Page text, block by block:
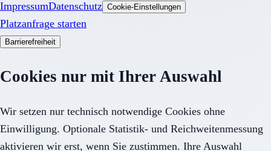
ImpressumDatenschutz Cookie-Einstellungen
Platzanfrage starten
Barrierefreiheit
Cookies nur mit Ihrer Auswahl
Wir setzen nur technisch notwendige Cookies ohne
Einwilligung. Optionale Statistik- und Reichweitenmessung
aktivieren wir erst, wenn Sie zustimmen. Ihre Auswahl